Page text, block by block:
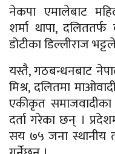
नेकपा एमालेबाट
शर्मा थापा,
डोटीका डिल्लीराज
यस्तै, गठबन्धनबाट
मिश्र, दलितमा
एकीकृत
दर्ता गरेका छन् ।
सय ७५ जना स्थानीय